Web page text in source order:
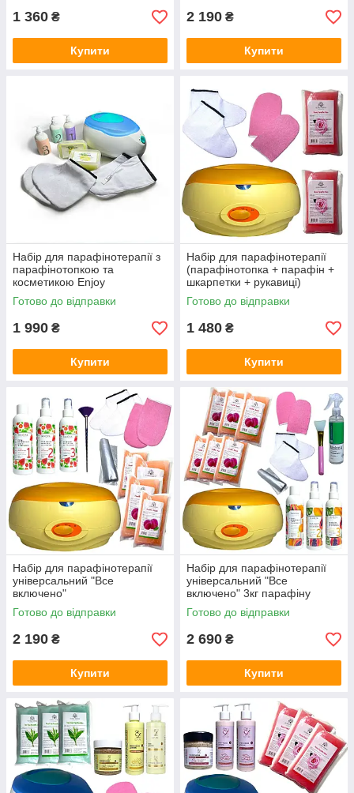
1 360 ₴
Купити
2 190 ₴
Купити
Набір для парафінотерапії з
парафінотопкою та
косметикою Еnjoy
Professional
Готово до відправки
1 990 ₴
Купити
Набір для парафінотерапії
(парафінотопка + парафін +
шкарпетки + рукавиці)
WN608-1A Konsung
Готово до відправки
1 480 ₴
Купити
Набір для парафінотерапії
універсальний "Все
включено"
Готово до відправки
2 190 ₴
Купити
Набір для парафінотерапії
універсальний "Все
включено" 3кг парафіну
Готово до відправки
2 690 ₴
Купити